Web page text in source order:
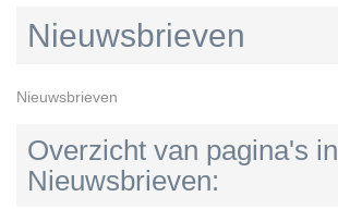
Nieuwsbrieven
Nieuwsbrieven
Overzicht van pagina's in
Nieuwsbrieven: